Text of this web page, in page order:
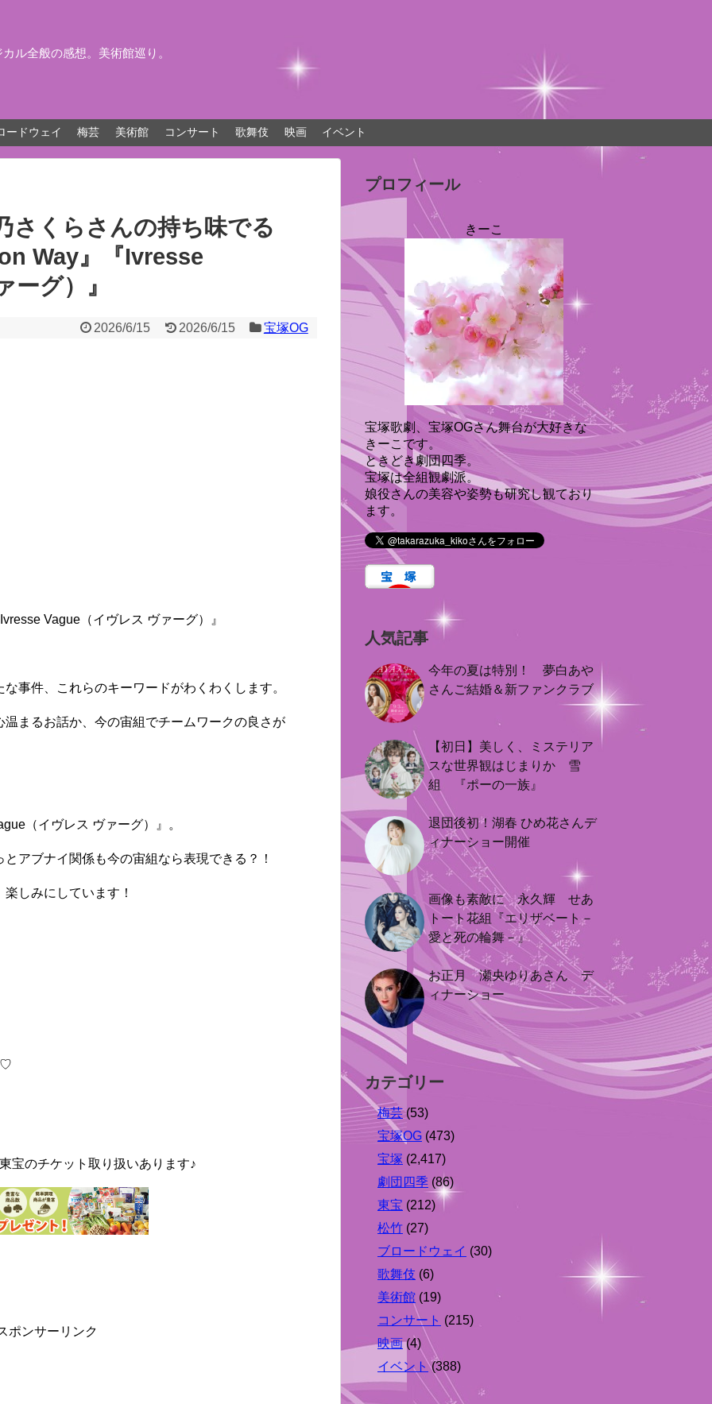
ル全般の感想。美術館巡り。
ードウェイ 梅芸 美術館 コンサート 歌舞伎 映画 イベント
さくらさんの持ち味でる
Way』『Ivresse
グ）』
2026/6/15 2026/6/15 宝塚OG
Vague（イヴレス ヴァーグ）』
事件、これらのキーワードがわくわくします。
まるお話か、今の宙組でチームワークの良さが
（イヴレス ヴァーグ）』。
アブナイ関係も今の宙組なら表現できる？！
しみにしています！
♡
宝のチケット取り扱いあります♪
ポンサーリンク
プロフィール
きーこ
宝塚歌劇、宝塚OGさん舞台が大好きな
きーこです。
ときどき劇団四季。
宝塚は全組観劇派。
娘役さんの美容や姿勢も研究し観ており
ます。
人気記事
今年の夏は特別！ 夢白あや
さんご結婚＆新ファンクラブ
【初日】美しく、ミステリア
スな世界観はじまりか 雪
組 『ポーの一族』
退団後初！湖春 ひめ花さんデ
ィナーショー開催
画像も素敵に 永久輝 せあ
トート花組『エリザベート－
愛と死の輪舞－』
お正月 瀬央ゆりあさん デ
ィナーショー
カテゴリー
梅芸(53)
宝塚OG (473)
宝塚 (2,417)
劇団四季 (86)
東宝 (212)
松竹 (27)
ブロードウェイ (30)
歌舞伎 (6)
美術館 (19)
コンサート (215)
映画(4)
イベント(388)